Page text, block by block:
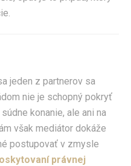
jeden z partnerov sa
nie je schopný pokryť
konanie, ale ani na
však mediátor dokáže
postupovať v zmysle
právnej